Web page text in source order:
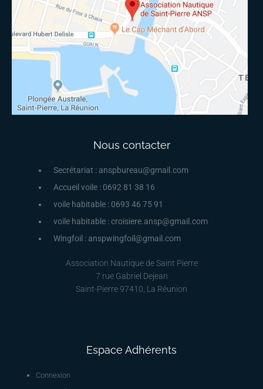
Nous contacter
Secrétariat : anspbureau@gmail.com
Accueil voile : 0692 81 38 16
voile habitable : 0693 46 75 91
voile habitable : croisiere.ansp@gmail.com
Wingfoil : anspwingfoil@gmail.com
Association Nautique de Saint Pierre
7 rue Gabriel Dejean
Saint-Pierre 97410, La Réunion
Espace Adhérents
Connexion